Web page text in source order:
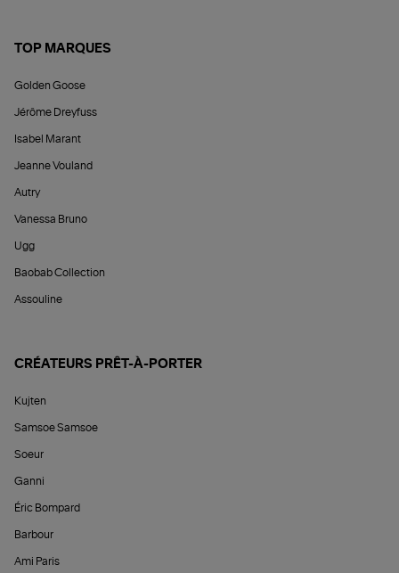
TOP MARQUES
Golden Goose
Jérôme Dreyfuss
Isabel Marant
Jeanne Vouland
Autry
Vanessa Bruno
Ugg
Baobab Collection
Assouline
CRÉATEURS PRÊT-À-PORTER
Kujten
Samsoe Samsoe
Soeur
Ganni
Éric Bompard
Barbour
Ami Paris